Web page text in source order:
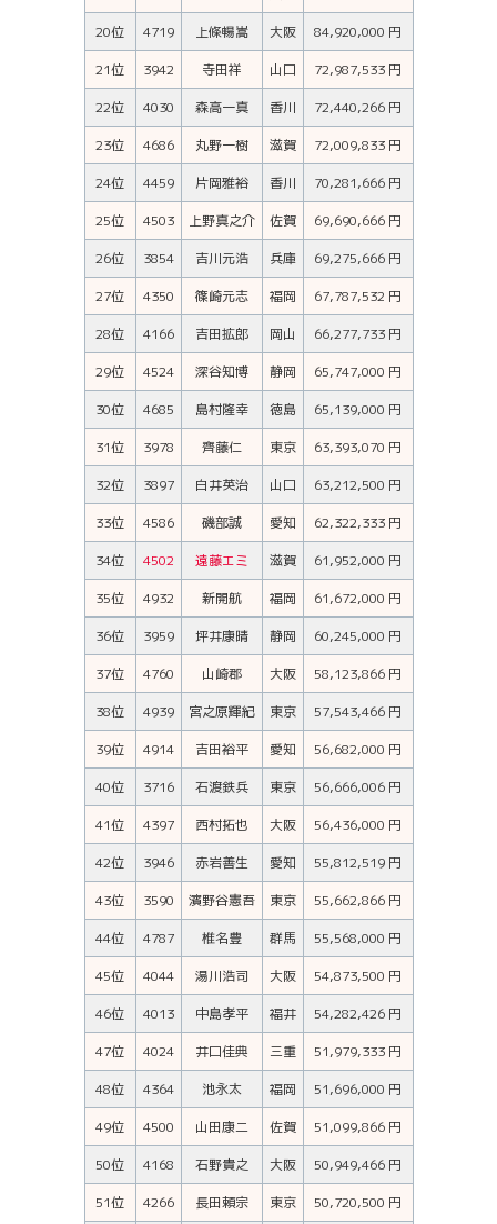
20位
4719 上條暢嵩 大阪
84,920,000 円
21位
3942 寺田祥 山口
72,987,533 円
22位
4030 森高一真 香川
72,440,266 円
23位
4686 丸野一樹 滋賀
72,009,833 円
24位
4459 片岡雅裕 香川
70,281,666 円
25位
4503 上野真之介 佐賀
69,690,666 円
26位
3854 吉川元浩 兵庫
69,275,666 円
27位
4350 篠崎元志 福岡
67,787,532 円
28位
4166 吉田拡郎 岡山
66,277,733 円
29位
4524 深谷知博 静岡
65,747,000 円
30位
4685 島村隆幸 徳島
65,139,000 円
31位
3978 齊藤仁 東京
63,393,070 円
32位
3897 白井英治 山口
63,212,500 円
33位
4586 磯部誠 愛知
62,322,333 円
34位
4502 遠藤エミ 滋賀
61,952,000 円
35位
4932 新開航 福岡
61,672,000 円
36位
3959 坪井康晴 静岡
60,245,000 円
37位
4760 山崎郡 大阪
58,123,866 円
38位
4939 宮之原輝紀 東京
57,543,466 円
39位
4914 吉田裕平 愛知
56,682,000 円
40位
3716 石渡鉄兵 東京
56,666,006 円
41位
4397 西村拓也 大阪
56,436,000 円
42位
3946 赤岩善生 愛知
55,812,519 円
43位
3590 濱野谷憲吾 東京
55,662,866 円
44位
4787 椎名豊 群馬
55,568,000 円
45位
4044 湯川浩司 大阪
54,873,500 円
46位
4013 中島孝平 福井
54,282,426 円
47位
4024 井口佳典 三重
51,979,333 円
48位
4364 池永太 福岡
51,696,000 円
49位
4500 山田康二 佐賀
51,099,866 円
50位
4168 石野貴之 大阪
50,949,466 円
51位
4266 長田頼宗 東京 50,720,500 円